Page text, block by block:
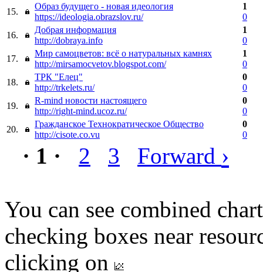
15.
Образ будущего - новая идеология
https://ideologia.obrazslov.ru/
1
0
16.
Добрая информация
http://dobraya.info
1
0
17.
Мир самоцветов: всё о натуральных камнях
http://mirsamocvetov.blogspot.com/
1
0
18.
ТРК "Елец"
http://trkelets.ru/
0
0
19.
R-mind новости настоящего
http://right-mind.ucoz.ru/
0
0
20.
Гражданское Технократическое Общество
http://cisote.co.vu
0
0
· 1 · 2 3 Forward ›
You can see combined
checking boxes near
clicking on